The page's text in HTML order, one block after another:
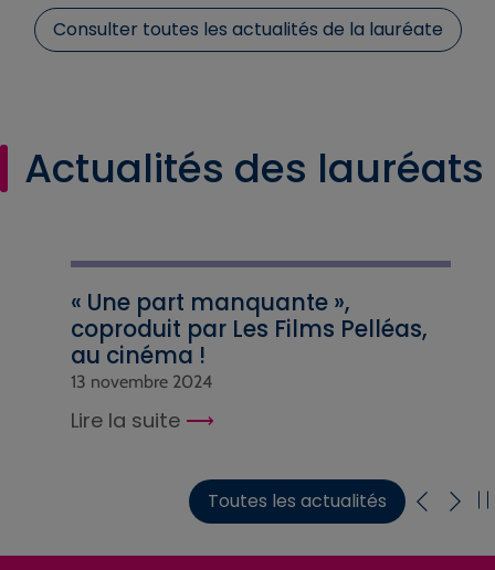
Consulter toutes les actualités de la lauréate
Actualités des lauréats
« Une part manquante »,
coproduit par Les Films Pelléas,
au cinéma !
13 novembre 2024
Lire la suite
Toutes les actualités